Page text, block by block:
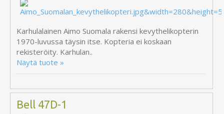
Karhulalainen Aimo Suomala rakensi kevythelikopterin
1970-luvussa täysin itse. Kopteria ei koskaan
rekisteröity. Karhulan..
Näytä tuote »
Bell 47D-1